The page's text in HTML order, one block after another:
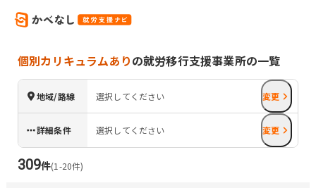
個別カリキュラムありの就労移行支援事業所の一覧
地域/路線 選択してください 変更
詳細条件 選択してください 変更
309件(1 -20件)